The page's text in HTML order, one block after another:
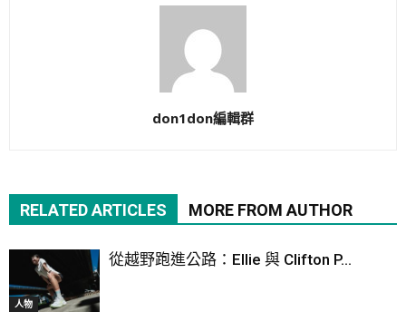
don1don編輯群
RELATED ARTICLES MORE FROM AUTHOR
人物
從越野跑進公路：Ellie 與 Clifton P...